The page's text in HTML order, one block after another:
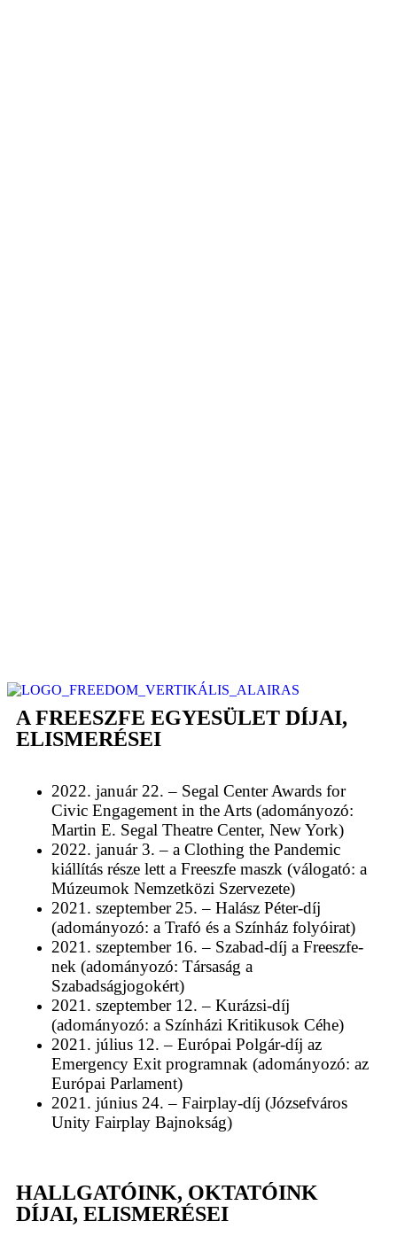
A FREESZFE EGYESÜLET DÍJAI,
ELISMERÉSEI
2022. január 22. – Segal Center Awards for
Civic Engagement in the Arts (adományozó:
Martin E. Segal Theatre Center, New York)
2022. január 3. – a Clothing the Pandemic
kiállítás része lett a Freeszfe maszk (válogató: a
Múzeumok Nemzetközi Szervezete)
2021. szeptember 25. – Halász Péter-díj
(adományozó: a Trafó és a Színház folyóirat)
2021. szeptember 16. – Szabad-díj a Freeszfe-
nek (adományozó: Társaság a
Szabadságjogokért)
2021. szeptember 12. – Kurázsi-díj
(adományozó: a Színházi Kritikusok Céhe)
2021. július 12. – Európai Polgár-díj az
Emergency Exit programnak (adományozó: az
Európai Parlament)
2021. június 24. – Fairplay-díj (Józsefváros
Unity Fairplay Bajnokság)
HALLGATÓINK, OKTATÓINK
DÍJAI, ELISMERÉSEI